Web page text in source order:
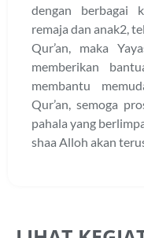
dengan berbagai
remaja dan anak2,
Qur’an, maka
memberikan
membantu
Qur’an, semoga
pahala yang
shaa Alloh akan